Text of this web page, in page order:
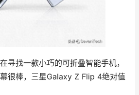
寻找一款小巧的可折叠智能手机，
很棒，三星Galaxy Z Flip 4绝对值